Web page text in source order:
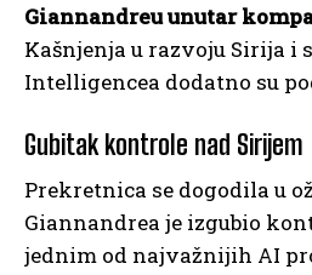
Giannandreu unutar
Kašnjenja u razvoju Sirija i
Intelligencea dodatno su
Gubitak kontrole nad Sirijem
Prekretnica se dogodila u
Giannandrea je izgubio
jednim od najvažnijih AI